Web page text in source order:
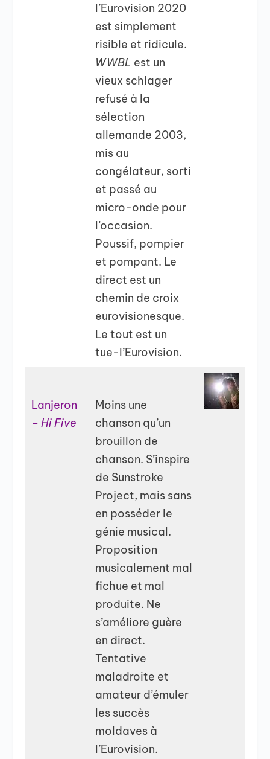
l’Eurovision 2020
est simplement
risible et ridicule.
WWBL est un
vieux schlager
refusé à la
sélection
allemande 2003,
mis au
congélateur, sorti
et passé au
micro-onde pour
l’occasion.
Poussif, pompier
et pompant. Le
direct est un
chemin de croix
eurovisionesque.
Le tout est un
tue-l’Eurovision.
Lanjeron
–Hi Five
Moins une
chanson qu’un
brouillon de
chanson. S’inspire
de Sunstroke
Project, mais sans
en posséder le
génie musical.
Proposition
musicalement mal
fichue et mal
produite. Ne
s’améliore guère
en direct.
Tentative
maladroite et
amateur d’émuler
les succès
moldaves à
l’Eurovision.